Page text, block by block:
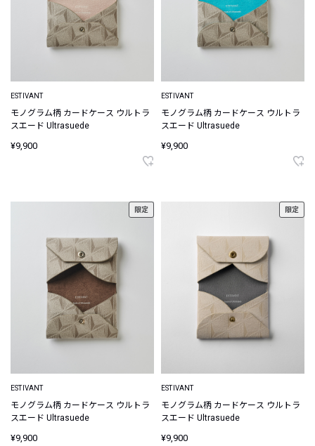
ESTIVANT
モノグラム柄 カードケース ウルトラ
スエード Ultrasuede
¥9,900
ESTIVANT
モノグラム柄 カードケース ウルトラ
スエード Ultrasuede
¥9,900
限定
ESTIVANT
モノグラム柄 カードケース ウルトラ
スエード Ultrasuede
¥9,900
限定
ESTIVANT
モノグラム柄 カードケース ウルトラ
スエード Ultrasuede
¥9,900